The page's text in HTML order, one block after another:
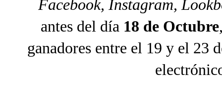
Facebook, Instagram,
antes del día 18 de Octubre
ganadores entre el 19 y el 23